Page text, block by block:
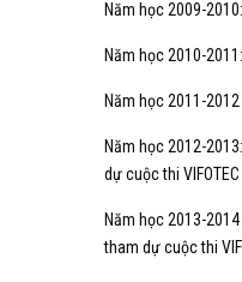
Năm học 2009-
Năm học 2010-
Năm học 2011-
Năm học 2012-
dự cuộc thi
Năm học 2013-
tham dự cuộc thi